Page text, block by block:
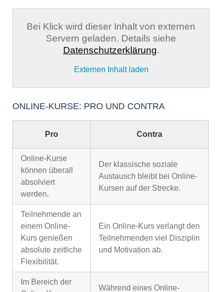
Bei Klick wird dieser Inhalt von externen
Servern geladen. Details siehe
Datenschutzerklärung.
Externen Inhalt laden
ONLINE-KURSE: PRO UND CONTRA
Pro Contra
Online-Kurse
können überall
absolviert
werden.
Der klassische soziale
Austausch bleibt bei Online-
Kursen auf der Strecke.
Teilnehmende an
einem Online-
Kurs genießen
absolute zeitliche
Flexibilität.
Ein Online-Kurs verlangt den
Teilnehmenden viel Disziplin
und Motivation ab.
Im Bereich der
Während eines Online-